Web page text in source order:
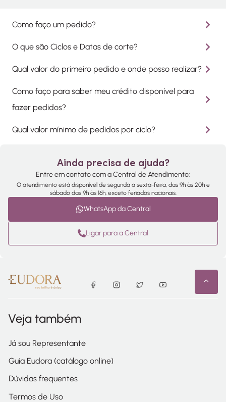
Como faço um pedido?
O que são Ciclos e Datas de corte?
Qual valor do primeiro pedido e onde posso realizar?
Como faço para saber meu crédito disponível para
fazer pedidos?
Qual valor mínimo de pedidos por ciclo?
Ainda precisa de ajuda?
Entre em contato com a Central de Atendimento:
O atendimento está disponível de segunda a sexta-feira, das 9h às 20h e
sábado das 9h às 16h, exceto feriados nacionais.
WhatsApp da Central
Ligar para a Central
Veja também
Já sou Representante
Guia Eudora (catálogo online)
Dúvidas frequentes
Termos de Uso